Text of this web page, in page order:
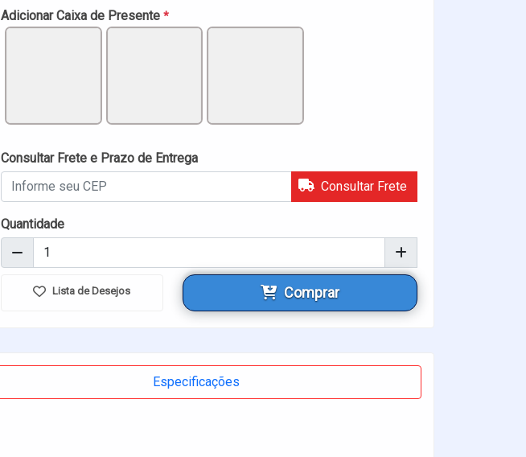
Adicionar Caixa de Presente *
Consultar Frete e Prazo de Entrega
Consultar Frete
Quantidade
Lista de Desejos Comprar
Especificações